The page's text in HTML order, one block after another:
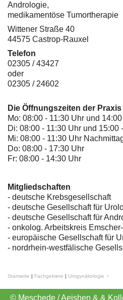
Andrologie,
medikamentöse Tumortherapie
Wittener Straße 40
44575 Castrop-Rauxel
Telefon
02305 / 43427
oder
02305 / 24602
Die Öffnungszeiten der Praxis
Mo: 08:00 - 11:30 Uhr und
Di: 08:00 - 11:30 Uhr und 15:00
Mi: 08:00 - 11:30 Uhr
Do: 08:00 - 17:30 Uhr
Fr: 08:00 - 14:30 Uhr
Mitgliedschaften
- deutsche Krebsgesellschaft
- deutsche Gesellschaft für
- deutsche Gesellschaft für
- onkolog. Arbeitskreis
- europäische Gesellschaft für
- nordrhein-westfälische
Startseite | Fachgebiete | Urogynäkologie ♀
© Meschede / Aeishen & &